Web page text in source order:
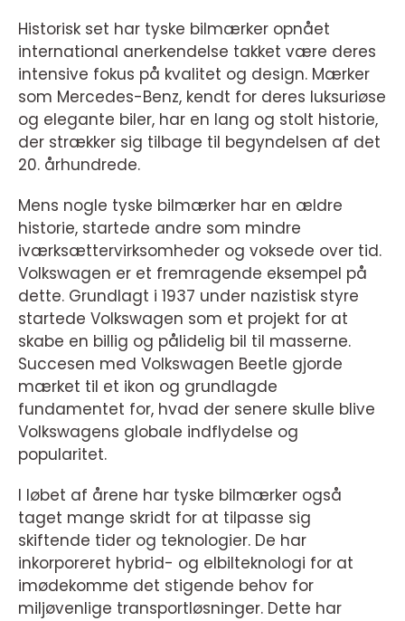
Historisk set har tyske bilmærker opnået
international anerkendelse takket være deres
intensive fokus på kvalitet og design. Mærker
som Mercedes-Benz, kendt for deres luksuriøse
og elegante biler, har en lang og stolt historie,
der strækker sig tilbage til begyndelsen af det
20. århundrede.
Mens nogle tyske bilmærker har en ældre
historie, startede andre som mindre
iværksættervirksomheder og voksede over tid.
Volkswagen er et fremragende eksempel på
dette. Grundlagt i 1937 under nazistisk styre
startede Volkswagen som et projekt for at
skabe en billig og pålidelig bil til masserne.
Succesen med Volkswagen Beetle gjorde
mærket til et ikon og grundlagde
fundamentet for, hvad der senere skulle blive
Volkswagens globale indflydelse og
popularitet.
I løbet af årene har tyske bilmærker også
taget mange skridt for at tilpasse sig
skiftende tider og teknologier. De har
inkorporeret hybrid- og elbilteknologi for at
imødekomme det stigende behov for
miljøvenlige transportløsninger. Dette har